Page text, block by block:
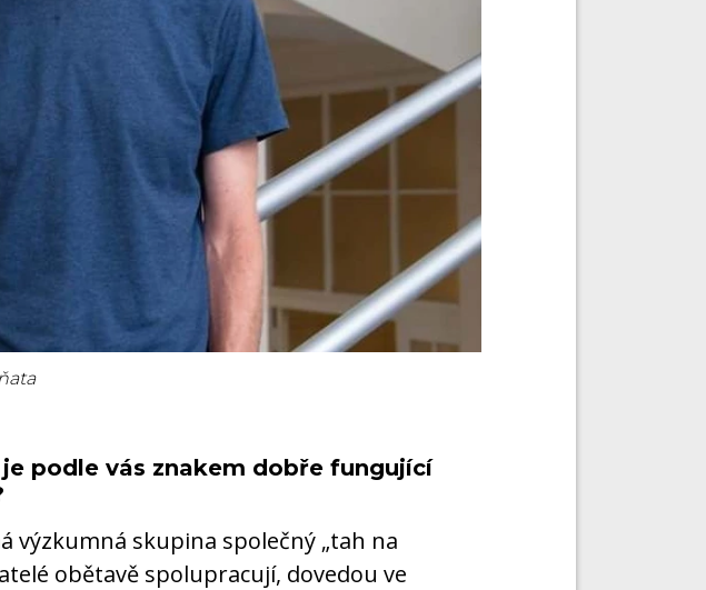
podle vás znakem dobře fungující
výzkumná skupina společný „tah na
obětavě spolupracují, dovedou ve